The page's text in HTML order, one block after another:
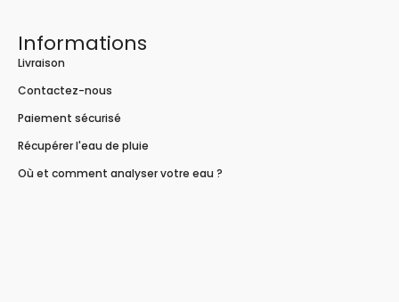
Informations
Livraison
Contactez-nous
Paiement sécurisé
Récupérer l'eau de pluie
Où et comment analyser votre eau ?